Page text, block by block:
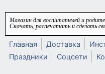
Перейти к основному
Магазин для воспитателей и
Скачать, распечатать и сделать
Главная Доставка
Праздники
Соцсети